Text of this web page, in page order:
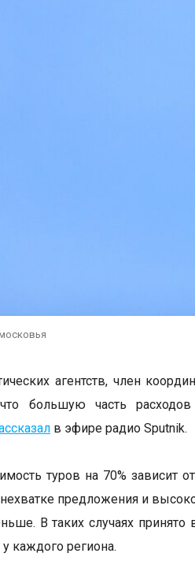
агентств, член
большую часть
в эфире радио Sputnik.
туров на 70% зависит
предложения и
В таких случаях
каждого региона.